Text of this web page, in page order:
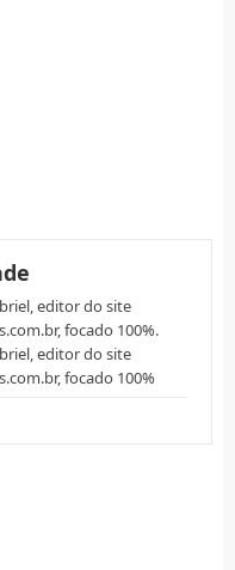
editor do site
focado 100%.
editor do site
focado 100%